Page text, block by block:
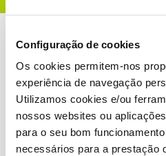
Configuração de cookies
Os cookies permitem-nos
experiência de navegação
Utilizamos cookies e/ou
nossos websites ou
para o seu bom
necessários para a prestação
Condições do Fórum NOS